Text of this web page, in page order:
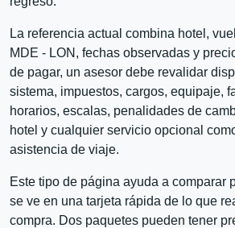
La referencia actual combina hotel,
MDE - LON, fechas observadas y
de pagar, un asesor debe revalidar
sistema, impuestos, cargos, equipaje,
horarios, escalas, penalidades de
hotel y cualquier servicio opcional
asistencia de viaje.
Este tipo de página ayuda a comparar
se ve en una tarjeta rápida de lo que
compra. Dos paquetes pueden tener